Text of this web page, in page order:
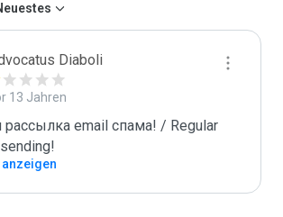
Diaboli
13 Jahren
рассылка email спама! / Regular